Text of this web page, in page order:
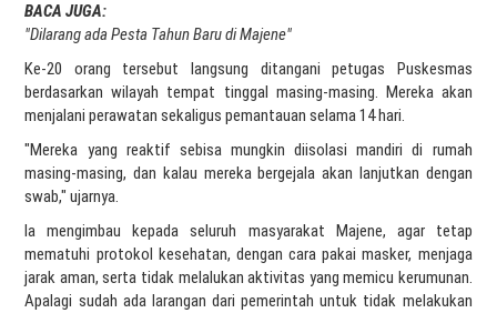
BACA JUGA:
"Dilarang ada Pesta Tahun Baru di Majene"
Ke-20 orang tersebut langsung ditangani petugas Puskesmas
berdasarkan wilayah tempat tinggal masing-masing. Mereka akan
menjalani perawatan sekaligus pemantauan selama 14 hari.
"Mereka yang reaktif sebisa mungkin diisolasi mandiri di rumah
masing-masing, dan kalau mereka bergejala akan lanjutkan dengan
swab," ujarnya.
Ia mengimbau kepada seluruh masyarakat Majene, agar tetap
mematuhi protokol kesehatan, dengan cara pakai masker, menjaga
jarak aman, serta tidak melalukan aktivitas yang memicu kerumunan.
Apalagi sudah ada larangan dari pemerintah untuk tidak melakukan